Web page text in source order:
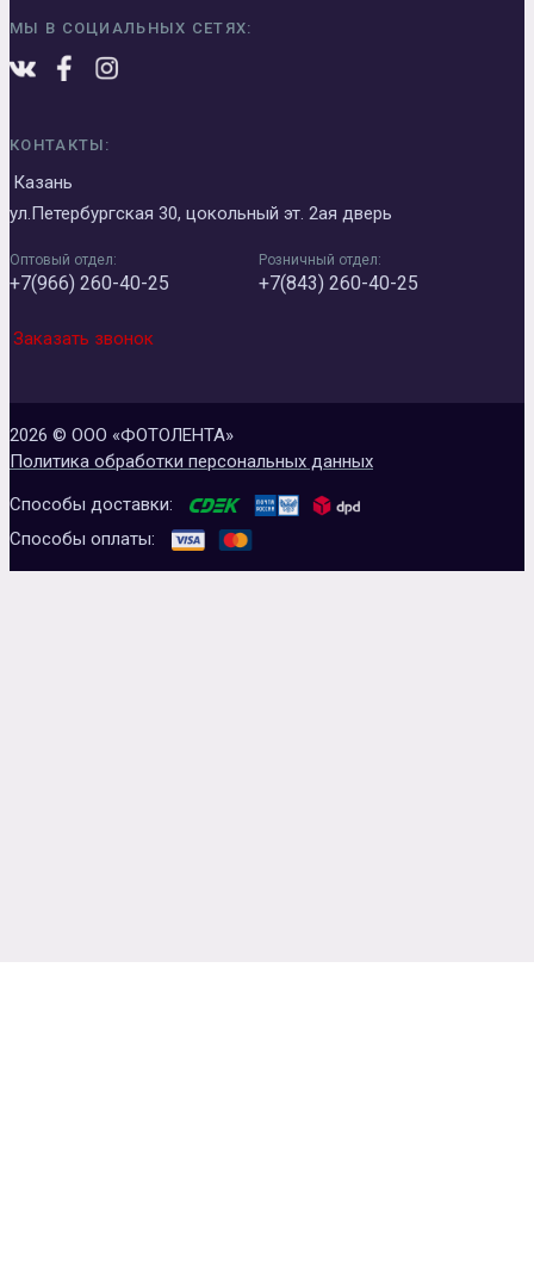
МЫ В СОЦИАЛЬНЫХ СЕТЯХ:
КОНТАКТЫ:
Казань
ул.Петербургская 30, цокольный эт. 2ая дверь
Оптовый отдел:
+7(966) 260-40-25
Розничный отдел:
+7(843) 260-40-25
Заказать звонок
2026 © ООО «ФОТОЛЕНТА»
Политика обработки персональных данных
Способы доставки:
Способы оплаты: